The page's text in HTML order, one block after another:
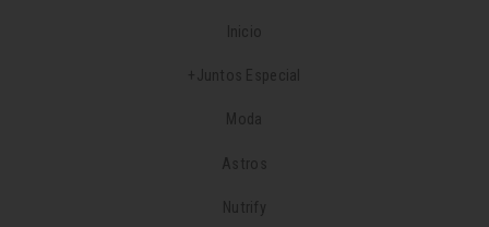
Inicio
+Juntos Especial
Moda
Astros
Nutrify